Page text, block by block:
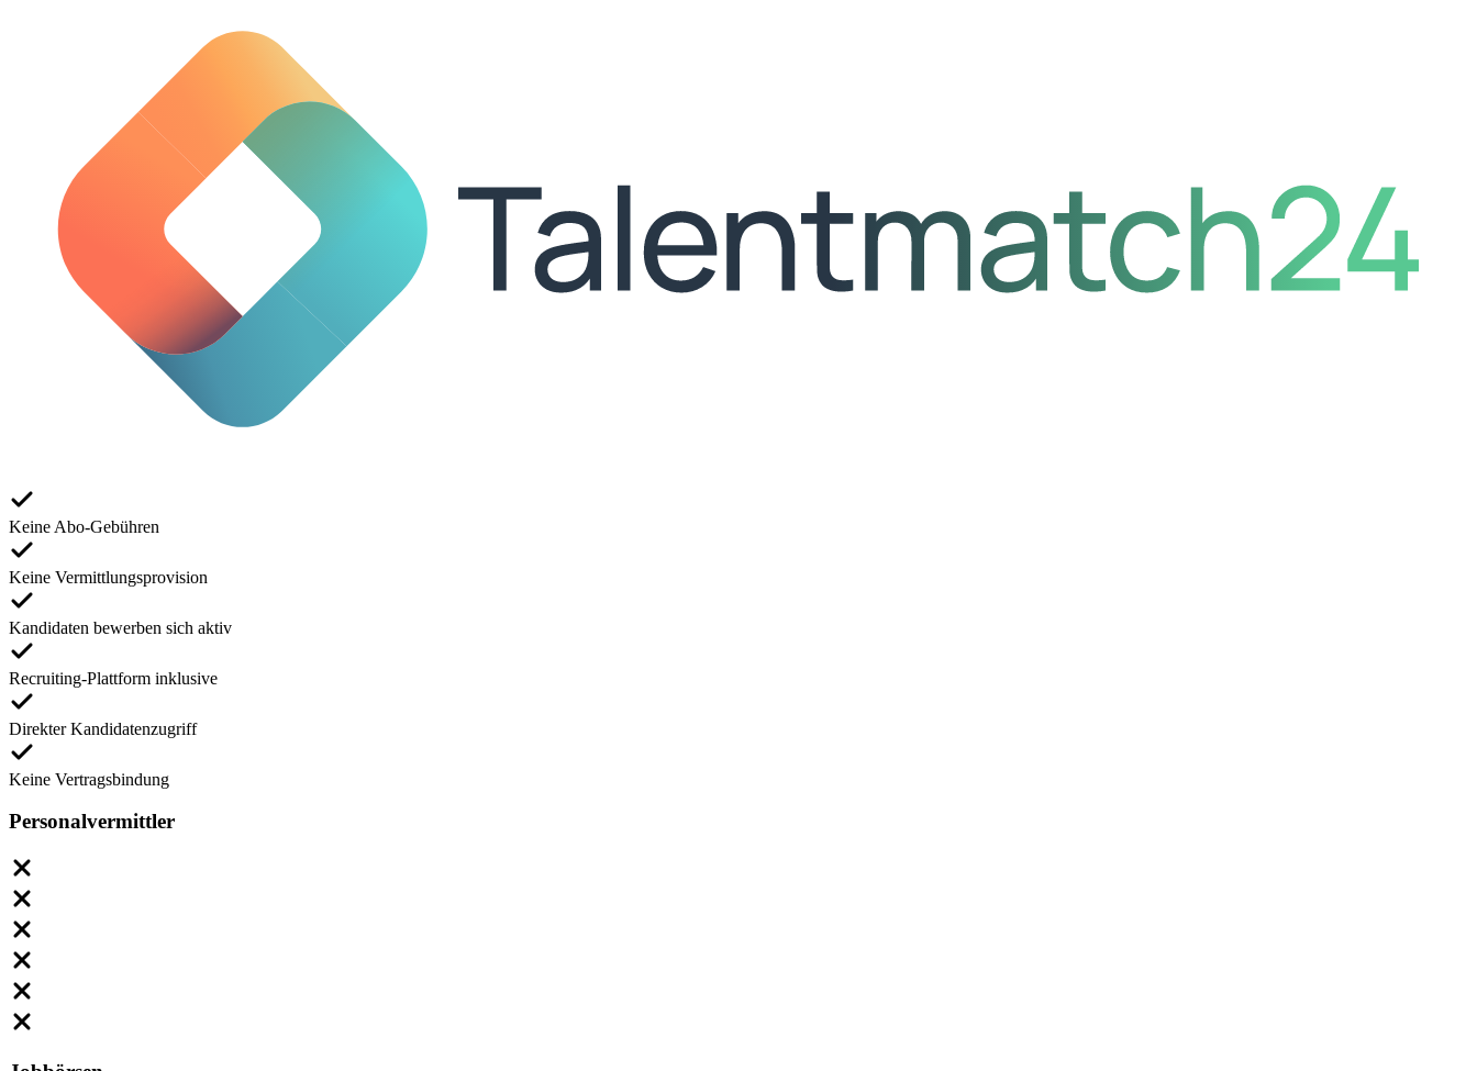
Keine Abo-Gebühren
Keine Vermittlungsprovision
Kandidaten bewerben sich aktiv
Recruiting-Plattform inklusive
Direkter Kandidatenzugriff
Keine Vertragsbindung
Personalvermittler